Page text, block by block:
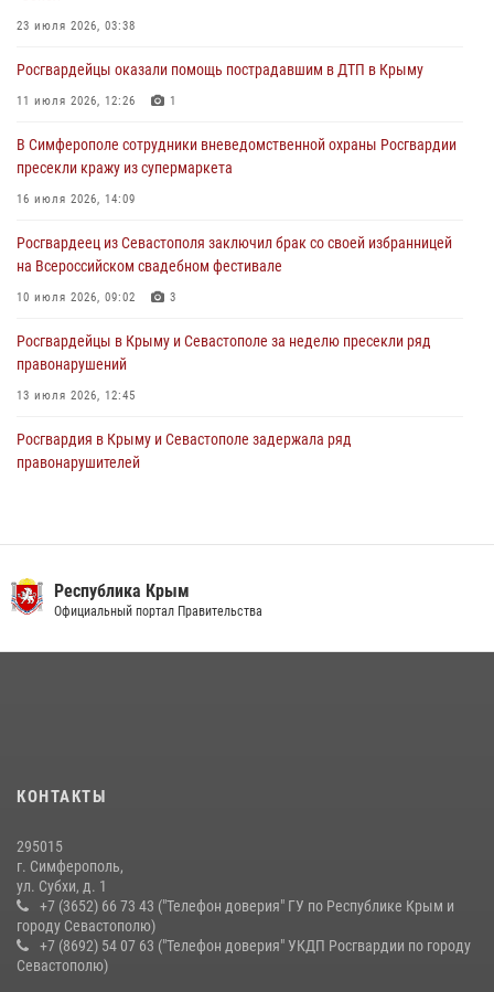
правонарушителей
03 августа 2026, 14:08
В Симферополе росгвардейцы задержали гражданина,
подозреваемого в совершении серии краж
Росгвардейцы оперативно задержали нарушителя на охраняемом
объекте в Севастополе
23 июля 2026, 03:38
Росгвардейцы оказали помощь пострадавшим в ДТП в Крыму
11 июля 2026, 12:26 1
В Симферополе сотрудники вневедомственной охраны Росгвардии
пресекли кражу из супермаркета
16 июля 2026, 14:09
Росгвардеец из Севастополя заключил брак со своей избранницей
на Всероссийском свадебном фестивале
10 июля 2026, 09:02 3
Росгвардейцы в Крыму и Севастополе за неделю пресекли ряд
правонарушений
13 июля 2026, 12:45
Росгвардия в Крыму и Севастополе задержала ряд
правонарушителей
Росгвардейцы Крыма и Севастополя отметили День Крещения Руси
10 июля 2026, 15:10
Республика Крым
Официальный портал Правительства
КОНТАКТЫ
295015
г. Симферополь,
ул. Субхи, д. 1
+7 (3652) 66 73 43 ("Телефон доверия" ГУ по Республике Крым и
городу Севастополю)
+7 (8692) 54 07 63 ("Телефон доверия" УКДП Росгвардии по городу
Севастополю)